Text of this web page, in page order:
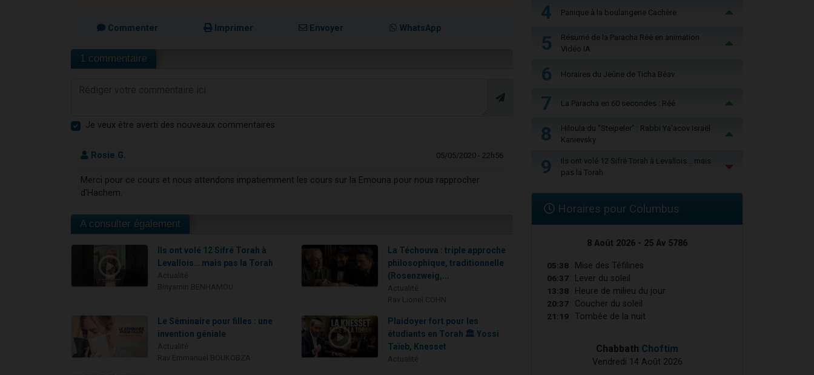
Commenter Imprimer Envoyer WhatsApp
1 commentaire
Je veux être averti des nouveaux commentaires
Rosie G. 05/05/2020 - 22h56
Merci pour ce cours et nous attendons impatiemment les cours sur la Emouna pour nous rapprocher
d'Hachem.
A consulter également
Ils ont volé 12 Sifré Torah à
Levallois… mais pas la Torah
La Téchouva : triple approche
philosophique, traditionnelle
(Rosenzweig,...
Le Séminaire pour filles : une
invention géniale
Plaidoyer fort pour les
étudiants en Torah 🏛️ Yossi
Taïeb, Knesset
4 Panique à la boulangerie Cachère
5
Résumé de la Paracha Réé en animation
Vidéo IA
6 Horaires du Jeûne de Ticha Béav
7 La Paracha en 60 secondes : Réé
8
Hiloula du "Steïpeler" : Rabbi Ya’acov Israël
Kanievsky
9
Ils ont volé 12 Sifré Torah à Levallois… mais
pas la Torah
Horaires pour Columbus
8 Août 2026 - 25 Av 5786
05:38 Mise des Téfilines
06:37 Lever du soleil
13:38 Heure de milieu du jour
20:37 Coucher du soleil
21:19 Tombée de la nuit
Chabbath Choftim
Vendredi 14 Août 2026